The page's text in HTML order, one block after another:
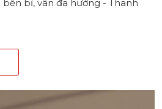
bỉ, vân đa hướng - Thanh
phù hợp với cả nam & nữ